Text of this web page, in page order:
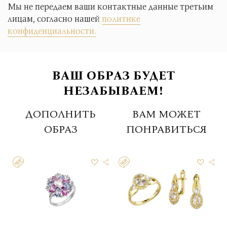
Мы не передаем ваши контактные данные третьим
лицам, согласно нашейполитике
конфиденциальности.
ВАШ ОБРАЗ БУДЕТ
НЕЗАБЫВАЕМ!
ДОПОЛНИТЬ
ОБРАЗ
ВАМ МОЖЕТ
ПОНРАВИТЬСЯ